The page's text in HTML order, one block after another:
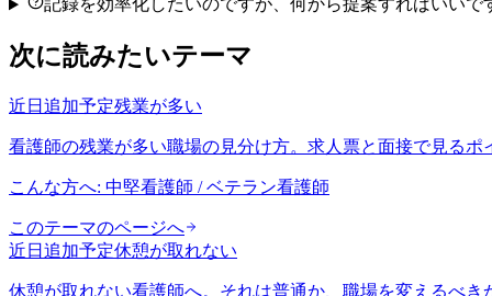
記録を効率化したいのですが、何から提案すればいいで
次に読みたいテーマ
近日追加予定残業が多い
看護師の残業が多い職場の見分け方。求人票と面接で見るポ
こんな方へ: 中堅看護師 / ベテラン看護師
このテーマのページへ
近日追加予定休憩が取れない
休憩が取れない看護師へ。それは普通か、職場を変えるべき